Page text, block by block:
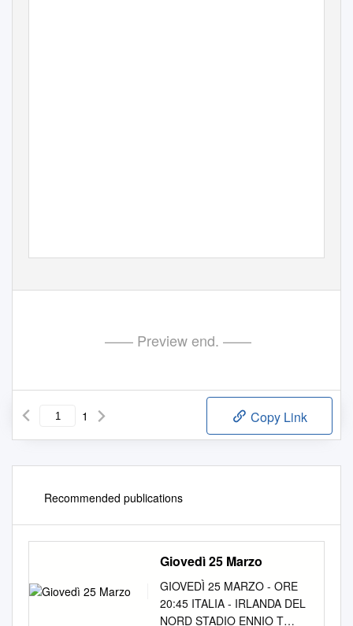
—— Preview end. ——
1 Copy Link
Recommended publications
Giovedì 25 Marzo
GIOVEDÌ 25 MARZO - ORE
20:45 ITALIA - IRLANDA DEL
NORD STADIO ENNIO T